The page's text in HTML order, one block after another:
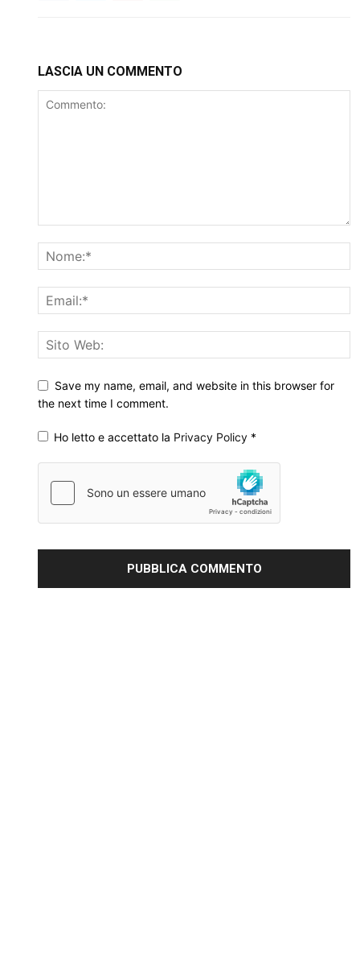
LASCIA UN COMMENTO
Save my name, email, and website in this browser for
the next time I comment.
Ho letto e accettato la Privacy Policy *